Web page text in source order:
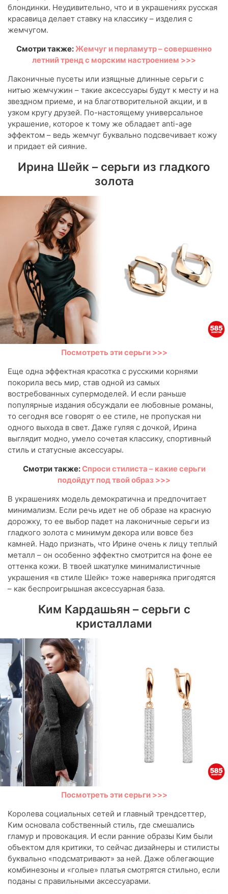
блондинки. Неудивительно, что и в украшениях русская
красавица делает ставку на классику – изделия с
жемчугом.
Смотри также:Жемчуг и перламутр – совершенно
летний тренд с морским настроением >>>
Лаконичные пусеты или изящные длинные серьги с
нитью жемчужин – такие аксессуары будут к месту и на
звездном приеме, и на благотворительной акции, и в
узком кругу друзей. По-настоящему универсальное
украшение, которое к тому же обладает anti-age
эффектом – ведь жемчуг буквально подсвечивает кожу
и придает ей сияние.
Ирина Шейк – серьги из гладкого
золота
Посмотреть эти серьги >>>
Еще одна эффектная красотка с русскими корнями
покорила весь мир, став одной из самых
востребованных супермоделей. И если раньше
популярные издания обсуждали ее любовные романы,
то сегодня все говорят о ее стиле, не пропуская ни
одного выхода в свет. Даже гуляя с дочкой, Ирина
выглядит модно, умело сочетая классику, спортивный
стиль и статусные аксессуары.
Смотри также:Спроси стилиста – какие серьги
подойдут под твой образ >>>
В украшениях модель демократична и предпочитает
минимализм. Если речь идет не об образе на красную
дорожку, то ее выбор падет на лаконичные серьги из
гладкого золота с минимум декора или вовсе без
камней. Надо признать, что Ирине очень к лицу теплый
металл – он особенно эффектно смотрится на фоне ее
оттенка кожи. В твоей шкатулке минималистичные
украшения «в стиле Шейк» тоже наверняка пригодятся
– как беспроигрышная аксессуарная база.
Ким Кардашьян – серьги с
кристаллами
Посмотреть эти серьги >>>
Королева социальных сетей и главный трендсеттер,
Ким основала собственный стиль, где смешались
гламур и провокация. И если ранние образы Ким были
объектом для критики, то сейчас дизайнеры и стилисты
буквально «подсматривают» за ней. Даже облегающие
комбинезоны и «голые» платья смотрятся стильно, если
поданы с правильными аксессуарами.